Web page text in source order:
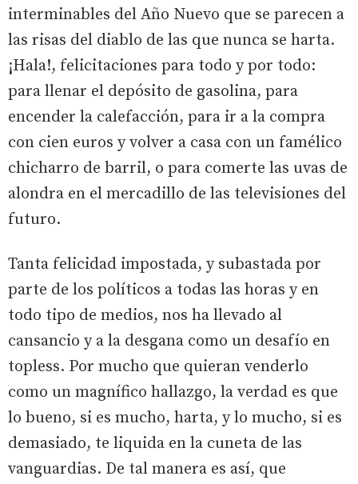
interminables del Año Nuevo que se parecen a
las risas del diablo de las que nunca se harta.
¡Hala!, felicitaciones para todo y por todo:
para llenar el depósito de gasolina, para
encender la calefacción, para ir a la compra
con cien euros y volver a casa con un famélico
chicharro de barril, o para comerte las uvas de
alondra en el mercadillo de las televisiones del
futuro.
Tanta felicidad impostada, y subastada por
parte de los políticos a todas las horas y en
todo tipo de medios, nos ha llevado al
cansancio y a la desgana como un desafío en
topless. Por mucho que quieran venderlo
como un magnífico hallazgo, la verdad es que
lo bueno, si es mucho, harta, y lo mucho, si es
demasiado, te liquida en la cuneta de las
vanguardias. De tal manera es así, que